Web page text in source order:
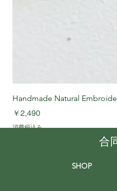
Handmade Natural
価格
￥2,490
消費税込み
合
SHOP